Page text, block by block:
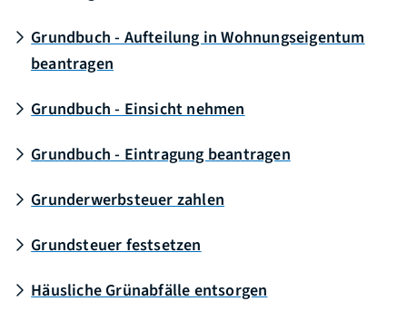
Grundbuch - Aufteilung in Wohnungseigentum
beantragen
Grundbuch - Einsicht nehmen
Grundbuch - Eintragung beantragen
Grunderwerbsteuer zahlen
Grundsteuer festsetzen
Häusliche Grünabfälle entsorgen